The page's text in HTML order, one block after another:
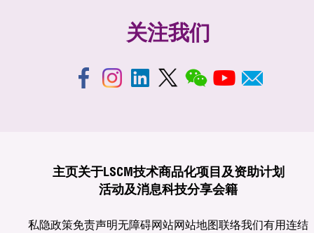
关注我们
主页关于LSCM技术商品化项目及资助计划
活动及消息科技分享会籍
私隐政策免责声明无障碍网站网站地图联络我们有用连结